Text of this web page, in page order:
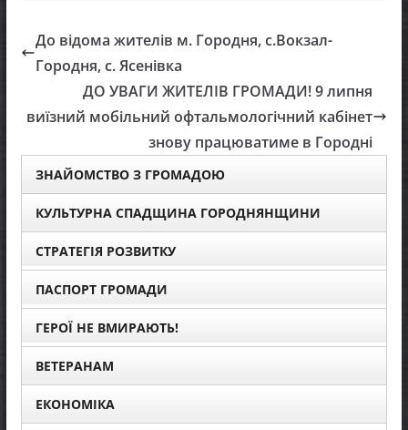
До відома жителів м. Городня, с.Вокзал-
Городня, с. Ясенівка
ДО УВАГИ ЖИТЕЛІВ ГРОМАДИ! 9 липня
виїзний мобільний офтальмологічний кабінет
знову працюватиме в Городні
ЗНАЙОМСТВО З ГРОМАДОЮ
КУЛЬТУРНА СПАДЩИНА ГОРОДНЯНЩИНИ
СТРАТЕГІЯ РОЗВИТКУ
ПАСПОРТ ГРОМАДИ
ГЕРОЇ НЕ ВМИРАЮТЬ!
ВЕТЕРАНАМ
ЕКОНОМІКА